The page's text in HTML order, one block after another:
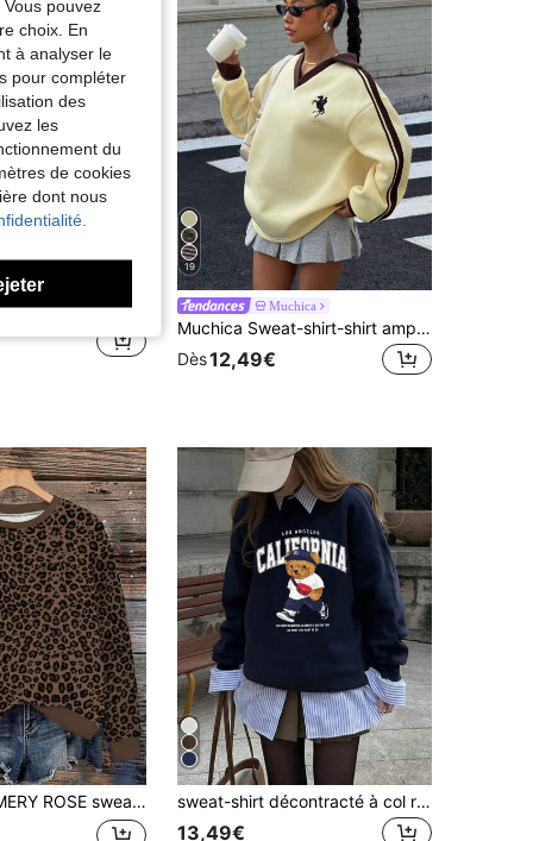
et ample à manches longues, col épaules dégagées, gris clair, pour femmes. Tenue de plage/vacances, vêtement d'été pour femmes. Broderie 3D minimaliste et polyvalente, cerise, style tout-aller.
19
Muchica
Muchica Sweat-shirt-shirt ample à col polo femme pour l'automne/l'hiver, doublé thermique, avec couleurs contrastées et broderie de ruban. Idéal pour sortir, le streetwear, le style Y2K
Dès12,49€
sweat-shirt col rond à épaules tombantes imprimé léopard pour femmes sweat-shirt décontracté à col ras-du-cou à manches longues avec graphique d'ours de Californie pour femmes, printemps
13,49€
pouvez
choix. En
à analyser le
pour compléter
des
les
du
de cookies
dont nous